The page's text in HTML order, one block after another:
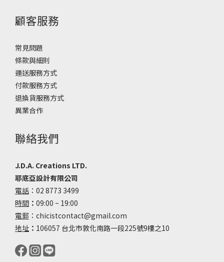
顧客服務
常見問題
條款與細則
運送服務方式
付款服務方式
退換貨服務方式
異業合作
聯絡我們
J.D.A. Creations LTD.
耶底亞設計有限公司
電話 ：02 8773 3499
時間 ： 09:00 ~ 19:00
電郵 ：chicistcontact@gmail.com
地址 ： 106057 台北市敦化南路一段225號9樓之10